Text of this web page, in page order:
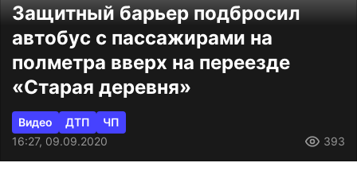
Защитный барьер подбросил
автобус с пассажирами на
полметра вверх на переезде
«Старая деревня»
Видео ДТП
ЧП
16:27, 09.09.2020
393